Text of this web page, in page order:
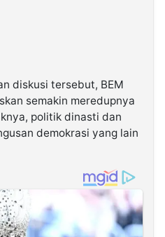
diskusi tersebut, BEM
semakin meredupnya
politik dinasti dan
demokrasi yang lain